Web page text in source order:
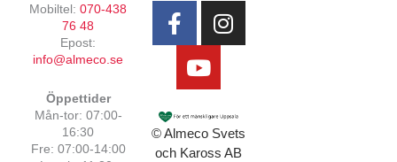
Mobiltel: 070-438
76 48
Epost:
info@almeco.se
Öppettider
Mån-tor: 07:00-
16:30
Fre: 07:00-14:00
a
c
o
k
n
s
r
a
t
u
e
© Almeco Svets
och Kaross AB